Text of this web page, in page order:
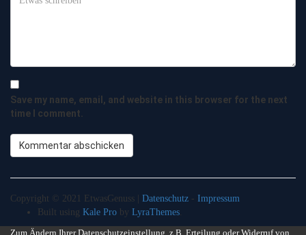
Save my name, email, and website in this browser for the next
time I comment.
Copyright © 2021 EtwasGenuss | Datenschutz - Impressum
Built using Kale Pro by LyraThemes
Zum Ändern Ihrer Datenschutzeinstellung, z.B. Erteilung oder Widerruf von